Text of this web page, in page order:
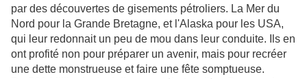
par des découvertes de gisements pétroliers. La Mer du
Nord pour la Grande Bretagne, et l'Alaska pour les USA,
qui leur redonnait un peu de mou dans leur conduite. Ils en
ont profité non pour préparer un avenir, mais pour recréer
une dette monstrueuse et faire une fête somptueuse.